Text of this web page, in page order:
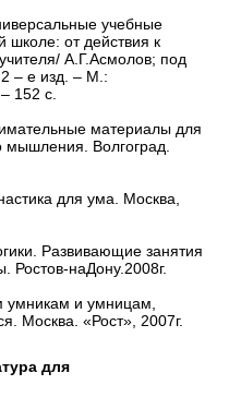
учебные
школе: от действия к
А.Г.Асмолов; под
– е изд. – М.:
152 с.
материалы для
мышления. Волгоград.
для ума. Москва,
Развивающие занятия
Ростов-наДону.2008г.
и умницам,
Москва. «Рост», 2007г.
для